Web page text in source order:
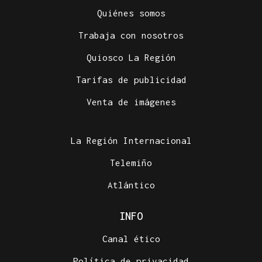
Quiénes somos
Trabaja con nosotros
Quiosco La Región
Tarifas de publicidad
Venta de imágenes
La Región Internacional
Telemiño
Atlántico
INFO
Canal ético